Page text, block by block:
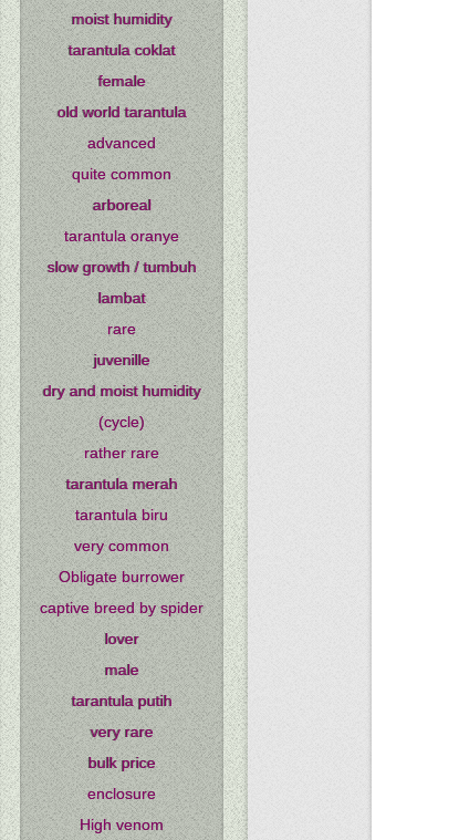
moist humidity
tarantula coklat
female
old world tarantula
advanced
quite common
arboreal
tarantula oranye
slow growth / tumbuh
lambat
rare
juvenille
dry and moist humidity
(cycle)
rather rare
tarantula merah
tarantula biru
very common
Obligate burrower
captive breed by spider
lover
male
tarantula putih
very rare
bulk price
enclosure
High venom